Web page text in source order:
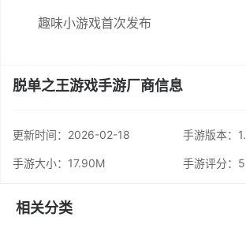
趣味小游戏首次发布
脱单之王游戏手游厂商信息
更新时间： 2026-02-18 手游版本：
手游大小：17.90M 手游评分：
相关分类